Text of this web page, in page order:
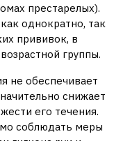
престарелых).
однократно, так
прививок, в
группы.
не обеспечивает
снижает
его течения.
соблюдать меры